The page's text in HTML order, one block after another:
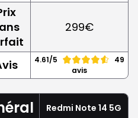
299€
4.61/5
49
avis
Redmi Note 14 5G